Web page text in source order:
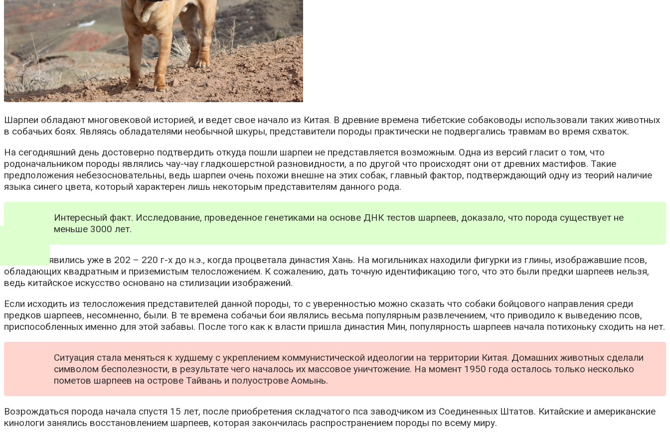
Шарпеи обладают многовековой историей, и ведет свое начало из Китая. В древние времена тибетские собаководы использовали таких животных
в собачьих боях. Являясь обладателями необычной шкуры, представители породы практически не подвергались травмам во время схваток.
На сегодняшний день достоверно подтвердить откуда пошли шарпеи не представляется возможным. Одна из версий гласит о том, что
родоначальником породы являлись чау-чау гладкошерстной разновидности, а по другой что происходят они от древних мастифов. Такие
предположения небезосновательны, ведь шарпеи очень похожи внешне на этих собак, главный фактор, подтверждающий одну из теорий наличие
языка синего цвета, который характерен лишь некоторым представителям данного рода.
Интересный факт. Исследование, проведенное генетиками на основе ДНК тестов шарпеев, доказало, что порода существует не
меньше 3000 лет.
Собаки появились уже в 202 – 220 г-х до н.э., когда процветала династия Хань. На могильниках находили фигурки из глины, изображавшие псов,
обладающих квадратным и приземистым телосложением. К сожалению, дать точную идентификацию того, что это были предки шарпеев нельзя,
ведь китайское искусство основано на стилизации изображений.
Если исходить из телосложения представителей данной породы, то с уверенностью можно сказать что собаки бойцового направления среди
предков шарпеев, несомненно, были. В те времена собачьи бои являлись весьма популярным развлечением, что приводило к выведению псов,
приспособленных именно для этой забавы. После того как к власти пришла династия Мин, популярность шарпеев начала потихоньку сходить на нет.
Ситуация стала меняться к худшему с укреплением коммунистической идеологии на территории Китая. Домашних животных сделали
символом бесполезности, в результате чего началось их массовое уничтожение. На момент 1950 года осталось только несколько
пометов шарпеев на острове Тайвань и полуострове Аомынь.
Возрождаться порода начала спустя 15 лет, после приобретения складчатого пса заводчиком из Соединенных Штатов. Китайские и американские
кинологи занялись восстановлением шарпеев, которая закончилась распространением породы по всему миру.